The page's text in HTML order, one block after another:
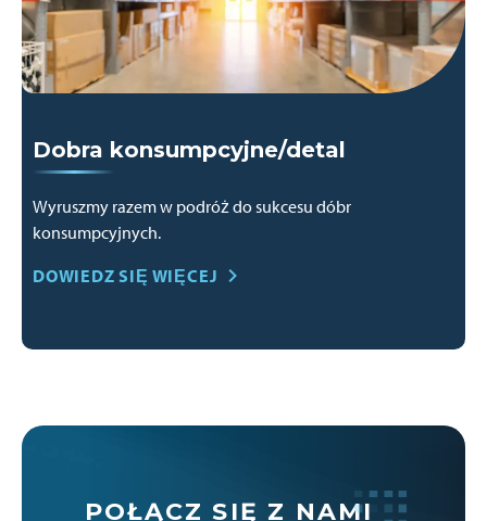
Dobra konsumpcyjne/detal
Wyruszmy razem w podróż do sukcesu dóbr
konsumpcyjnych.
DOWIEDZ SIĘ WIĘCEJ
POŁĄCZ SIĘ Z NAMI